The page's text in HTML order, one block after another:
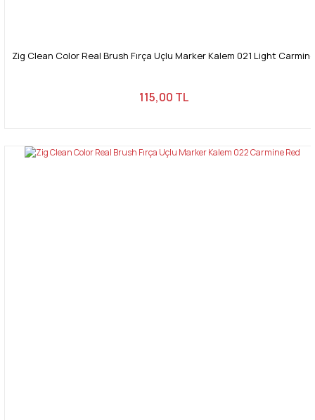
Zig Clean Color Real Brush Fırça Uçlu Marker Kalem 021 Light Carmine
115,00 TL